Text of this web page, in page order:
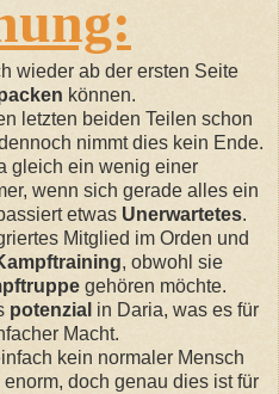
wieder ab der ersten Seite
können.
letzten beiden Teilen schon
nimmt dies kein Ende.
gleich ein wenig einer
wenn sich gerade alles ein
etwas Unerwartetes.
Mitglied im Orden und
, obwohl sie
gehören möchte.
potenzial in Daria, was es für
Macht.
kein normaler Mensch
enorm, doch genau dies ist für